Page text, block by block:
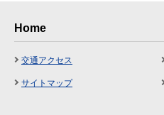
Home
交通アクセス
サイトマップ